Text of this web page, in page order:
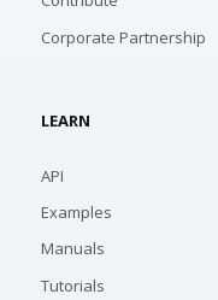
Corporate Partnership
LEARN
API
Examples
Manuals
Tutorials